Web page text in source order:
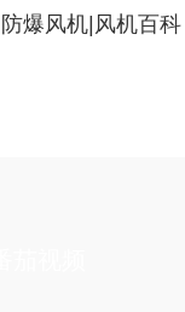
防爆风机|风机百科